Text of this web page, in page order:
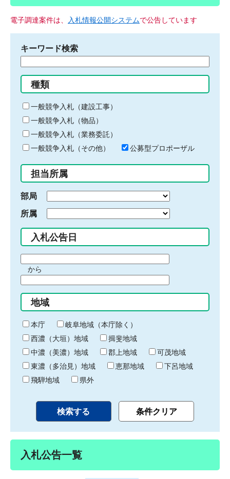
電子調達案件は、 入札情報公開システムで公告しています
キーワード検索
る
キ
ー
ワ
ー
ド
入
力
種類
一般競争入札（建設工事）
一般競争入札（物品）
一般競争入札（業務委託）
一般競争入札（その他）
公募型プロポーザル
担当所属
部局
所属
入札公告日
間
始
り
から
間
終
わ
り
地域
本庁
岐阜地域（本庁除く）
西濃（大垣）地域
揖斐地域
中濃（美濃）地域
郡上地域
可茂地域
東濃（多治見）地域
恵那地域
下呂地域
飛騨地域
県外
入札公告一覧